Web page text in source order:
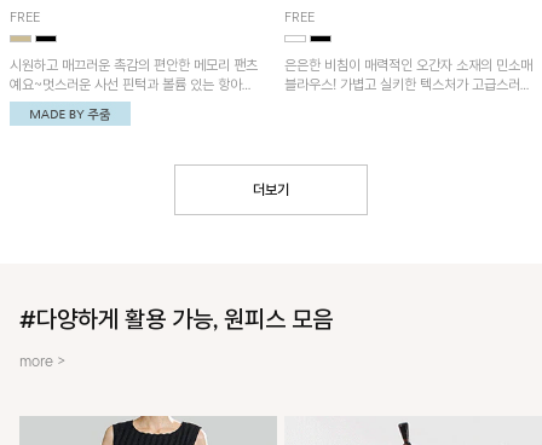
FREE
시원하고 매끄러운 촉감의 편안한 메모리 팬츠
예요~멋스러운 사선 핀턱과 볼륨 있는 항아리
핏이 유니크한 아이템!
FREE
은은한 비침이 매력적인 오간자 소재의 민소매
블라우스! 가볍고 실키한 텍스처가 고급스러운
더보기
#다양하게 활용 가능, 원피스 모음
more >